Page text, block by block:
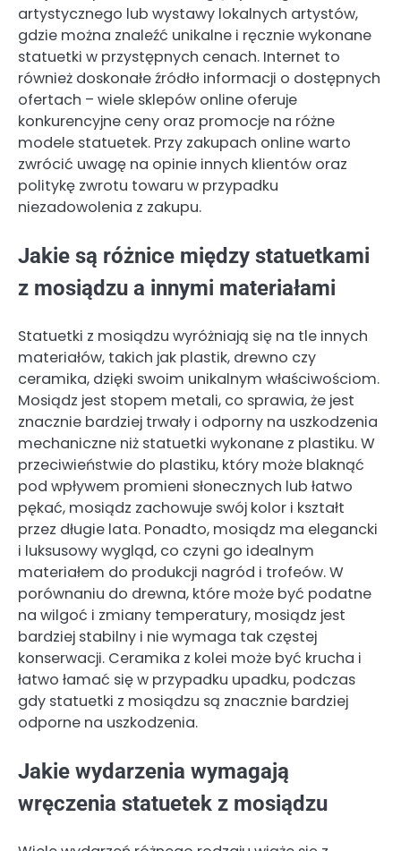
artystycznego lub wystawy lokalnych artystów,
gdzie można znaleźć unikalne i ręcznie wykonane
statuetki w przystępnych cenach. Internet to
również doskonałe źródło informacji o dostępnych
ofertach – wiele sklepów online oferuje
konkurencyjne ceny oraz promocje na różne
modele statuetek. Przy zakupach online warto
zwrócić uwagę na opinie innych klientów oraz
politykę zwrotu towaru w przypadku
niezadowolenia z zakupu.
Jakie są różnice między statuetkami
z mosiądzu a innymi materiałami
Statuetki z mosiądzu wyróżniają się na tle innych
materiałów, takich jak plastik, drewno czy
ceramika, dzięki swoim unikalnym właściwościom.
Mosiądz jest stopem metali, co sprawia, że jest
znacznie bardziej trwały i odporny na uszkodzenia
mechaniczne niż statuetki wykonane z plastiku. W
przeciwieństwie do plastiku, który może blaknąć
pod wpływem promieni słonecznych lub łatwo
pękać, mosiądz zachowuje swój kolor i kształt
przez długie lata. Ponadto, mosiądz ma elegancki
i luksusowy wygląd, co czyni go idealnym
materiałem do produkcji nagród i trofeów. W
porównaniu do drewna, które może być podatne
na wilgoć i zmiany temperatury, mosiądz jest
bardziej stabilny i nie wymaga tak częstej
konserwacji. Ceramika z kolei może być krucha i
łatwo łamać się w przypadku upadku, podczas
gdy statuetki z mosiądzu są znacznie bardziej
odporne na uszkodzenia.
Jakie wydarzenia wymagają
wręczenia statuetek z mosiądzu